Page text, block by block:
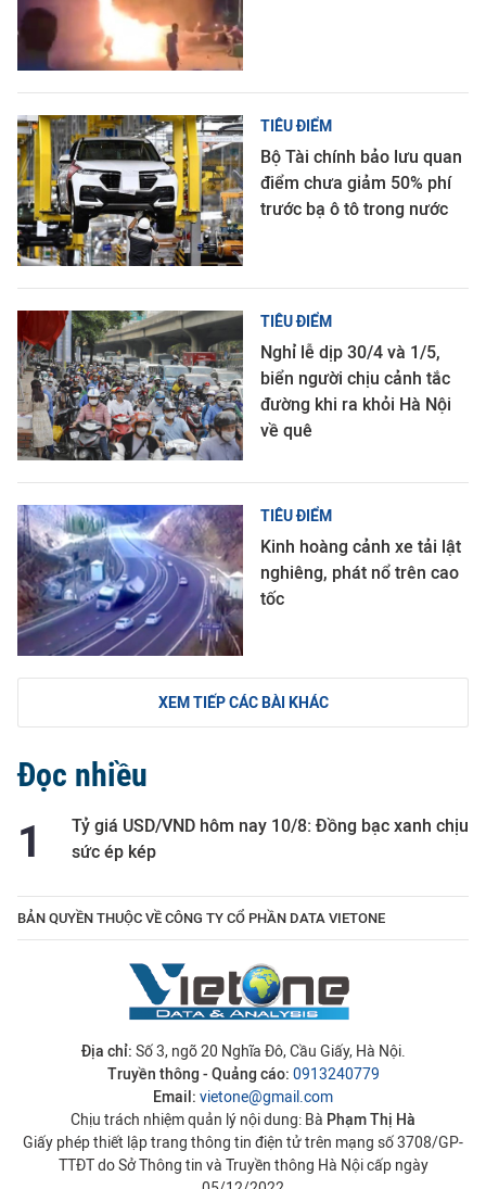
TIÊU ĐIỂM
Bộ Tài chính bảo lưu quan
điểm chưa giảm 50% phí
trước bạ ô tô trong nước
TIÊU ĐIỂM
Nghỉ lễ dịp 30/4 và 1/5,
biển người chịu cảnh tắc
đường khi ra khỏi Hà Nội
về quê
TIÊU ĐIỂM
Kinh hoàng cảnh xe tải lật
nghiêng, phát nổ trên cao
tốc
XEM TIẾP CÁC BÀI KHÁC
Đọc nhiều
Tỷ giá USD/VND hôm nay 10/8: Đồng bạc xanh chịu
sức ép kép
BẢN QUYỀN THUỘC VỀ CÔNG TY CỔ PHẦN DATA VIETONE
Địa chỉ: Số 3, ngõ 20 Nghĩa Đô, Cầu Giấy, Hà Nội.
Truyền thông - Quảng cáo: 0913240779
Email: vietone@gmail.com
Chịu trách nhiệm quản lý nội dung: Bà Phạm Thị Hà
Giấy phép thiết lập trang thông tin điện tử trên mạng số 3708/GP-
TTĐT do Sở Thông tin và Truyền thông Hà Nội cấp ngày